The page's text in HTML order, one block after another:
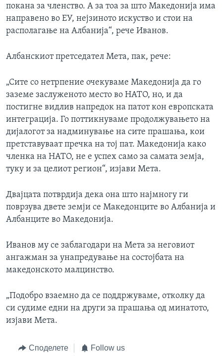
покана за членство. А за тоа за што Македонија има
направено во ЕУ, нејзиното искуство и стои на
располагање на Албанија“, рече Иванов.
Албанскиот претседател Мета, пак, рече:
„Сите со нетрпение очекуваме Македонија да го
заземе заслуженото место во НАТО, но, и да
постигне видлив напредок на патот кон европската
интеграција. Го поттикнуваме продолжувањето на
дијалогот за надминување на сите прашања, кои
претставуваат пречка на тој пат. Македонија како
членка на НАТО, не е успех само за самата земја,
туку и за целиот регион“, изјави Мета.
Двајцата потврдија дека она што најмногу ги
поврзува двете земји се Македонците во Албанија и
Албанците во Македонија.
Иванов му се заблагодари на Мета за неговиот
ангажман за унапредување на состојбата на
македонското малцинство.
„Подобро взаемно да се поддржуваме, отколку да
си судиме едни на други за прашања од минатото,
изјави Мета.
Споделете Follow us